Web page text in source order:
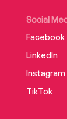
Social
Facebook
LinkedIn
Instagram
TikTok